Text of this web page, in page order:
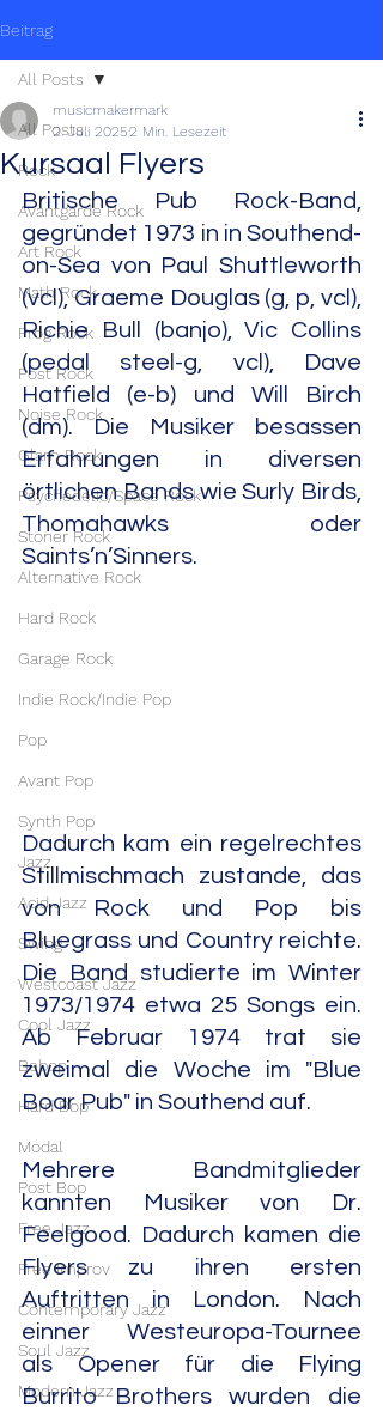
Beitrag
All Posts
Rock
Avantgarde Rock
Art Rock
Math Rock
Prog Rock
Post Rock
Noise Rock
Glam Rock
Psychedelic/Space Rock
Stoner Rock
Alternative Rock
Hard Rock
Garage Rock
Indie Rock/Indie Pop
Pop
Avant Pop
Synth Pop
Jazz
Acid Jazz
Swing
Westcoast Jazz
Cool Jazz
Bebop
Hard Bop
Modal
Post Bop
Free Jazz
Free Improv
Contemporary Jazz
Soul Jazz
Modern Jazz
All Posts
Kursaal Flyers
musicmakermark
2. Juli 20252 Min. Lesezeit
Britische Pub Rock-Band,
gegründet 1973 in in Southend-
on-Sea von Paul Shuttleworth
(vcl), Graeme Douglas (g, p, vcl),
Richie Bull (banjo), Vic Collins
(pedal steel-g, vcl), Dave
Hatfield (e-b) und Will Birch
(dm). Die Musiker besassen
Erfahrungen in diversen
örtlichen Bands wie Surly Birds,
Thomahawks oder
Saints’n’Sinners.
Dadurch kam ein regelrechtes
Stillmischmach zustande, das
von Rock und Pop bis
Bluegrass und Country reichte.
Die Band studierte im Winter
1973/1974 etwa 25 Songs ein.
Ab Februar 1974 trat sie
zweimal die Woche im "Blue
Boar Pub" in Southend auf.
Mehrere Bandmitglieder
kannten Musiker von Dr.
Feelgood. Dadurch kamen die
Flyers zu ihren ersten
Auftritten in London. Nach
einner Westeuropa-Tournee
als Opener für die Flying
Burrito Brothers wurden die